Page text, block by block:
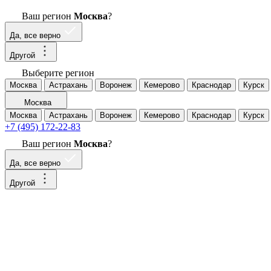
Ваш регион Москва?
Да, все верно
Другой
Выберите регион
Москва Астрахань Воронеж Кемерово Краснодар Курск
Москва
Москва
Астрахань Воронеж Кемерово Краснодар Курск
+7 (495) 172-22-83
Ваш регион Москва?
Да, все верно
Другой